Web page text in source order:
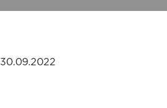
30.09.2022